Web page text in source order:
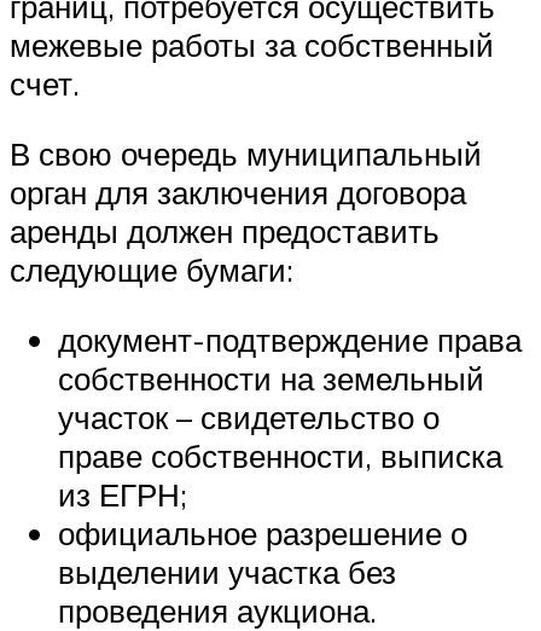
межевые работы за собственный
счет.
В свою очередь муниципальный
орган для заключения договора
аренды должен предоставить
следующие бумаги:
документ-подтверждение права
собственности на земельный
участок – свидетельство о
праве собственности, выписка
из ЕГРН;
официальное разрешение о
выделении участка без
проведения аукциона.